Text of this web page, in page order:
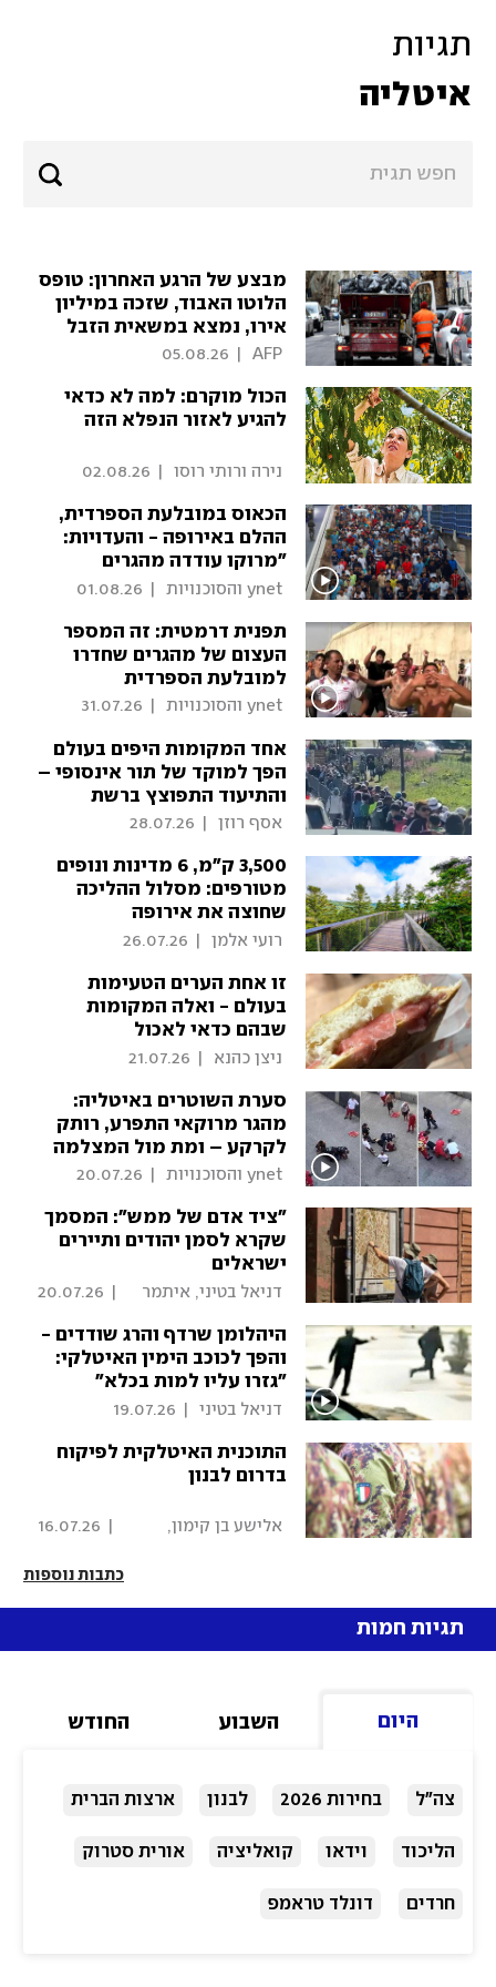
תגיות
איטליה
מבצע של הרגע האחרון: טופס
הלוטו האבוד, שזכה במיליון
אירו, נמצא במשאית הזבל
05.08.26
הכול מוקרם: למה לא כדאי
להגיע לאזור הנפלא הזה
נירה ורותי רוסו 02.08.26
הכאוס במובלעת הספרדית,
ההלם באירופה - והעדויות:
"מרוקו עודדה מהגרים
להסתנן, הם נדהמו"01.08.26
תפנית דרמטית: זה המספר
העצום של מהגרים שחדרו
למובלעת הספרדית
31.07.26
אחד המקומות היפים בעולם
הפך למוקד של תור אינסופי –
והתיעוד התפוצץ ברשת
אסף רוזן 28.07.26
3,500 ק"מ, 6 מדינות ונופים
מטורפים: מסלול ההליכה
שחוצה את אירופה
רועי אלמן 26.07.26
זו אחת הערים הטעימות
בעולם - ואלה המקומות
שבהם כדאי לאכול
ניצן כהנא 21.07.26
סערת השוטרים באיטליה:
מהגר מרוקאי התפרע, רותק
לקרקע – ומת מול המצלמה
20.07.26
"ציד אדם של ממש": המסמך
שקרא לסמן יהודים ותיירים
ישראלים
20.07.26
היהלומן שרדף והרג שודדים -
והפך לכוכב הימין האיטלקי:
"גזרו עליו למות בכלא"
דניאל בטיני 19.07.26
התוכנית האיטלקית לפיקוח
בדרום לבנון
16.07.26
כתבות נוספות
תגיות חמות
היום השבוע החודש
צה"ל בחירות 2026 לבנון ארצות הברית
הליכוד וידאו קואליציה אורית סטרוק
חרדים דונלד טראמפ